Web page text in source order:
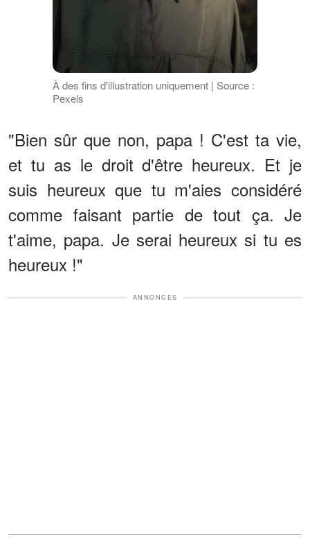
À des fins d'illustration uniquement | Source :
Pexels
"Bien sûr que non, papa ! C'est ta vie,
et tu as le droit d'être heureux. Et je
suis heureux que tu m'aies considéré
comme faisant partie de tout ça. Je
t'aime, papa. Je serai heureux si tu es
heureux !"
ANNONCES